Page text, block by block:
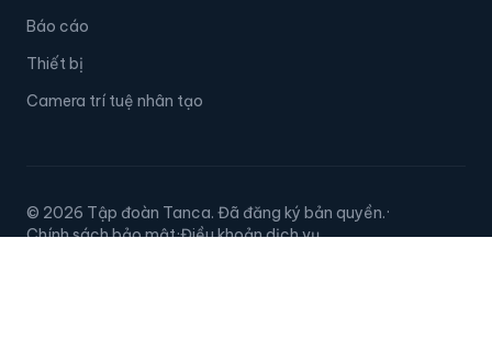
Báo cáo
Thiết bị
Camera trí tuệ nhân tạo
© 2026 Tập đoàn Tanca. Đã đăng ký bản quyền.·
Chính sách bảo mật·Điều khoản dịch vụ